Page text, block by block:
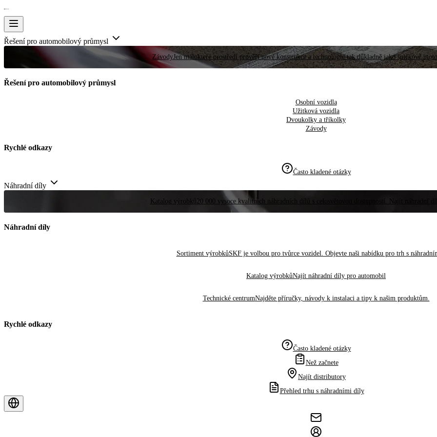
Řešení pro automobilový průmysl
ZávodyJen málokteré prostředí prověří nové konstrukce a technologie tak důkladně jako špičkové
Řešení pro automobilový průmysl
Osobní vozidla
Užitková vozidla
Dvoukolky a tříkolky
Závody
Rychlé odkazy
Často kladené otázky
Náhradní díly
Katalog výrobků20 000 vysoce kvalitních náhradních dílů s celosvětovou dostupností. Najít náhradní
Náhradní díly
Sortiment výrobkůSKF je volbou pro tvůrce vozidel. Objevte naši nabídku pro trh s
Katalog výrobkůNajít náhradní díly pro automobil
Technické centrumNajděte příručky, návody k instalaci a tipy k našim produktům.
Rychlé odkazy
Často kladené otázky
Než začnete
Najít distributory
Přehled trhu s náhradními díly